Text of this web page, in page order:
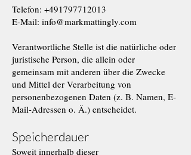
Telefon: +491797712013
E-Mail: info@markmattingly.com
Verantwortliche Stelle ist die natürliche oder
juristische Person, die allein oder
gemeinsam mit anderen über die Zwecke
und Mittel der Verarbeitung von
personenbezogenen Daten (z. B. Namen, E-
Mail-Adressen o. Ä.) entscheidet.
Speicherdauer
Soweit innerhalb dieser